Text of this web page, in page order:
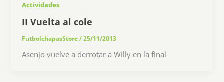
Actividades
II Vuelta al cole
FutbolchapasStore/25/11/2013
Asenjo vuelve a derrotar a Willy en la final